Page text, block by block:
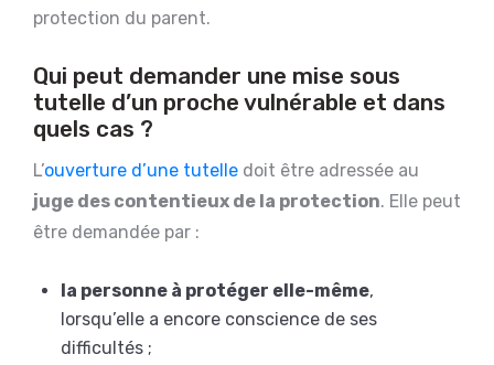
protection du parent.
Qui peut demander une mise sous
tutelle d’un proche vulnérable et dans
quels cas ?
L’ouverture d’une tutelle doit être adressée au
juge des contentieux de la protection. Elle peut
être demandée par :
la personne à protéger elle-même,
lorsqu’elle a encore conscience de ses
difficultés ;